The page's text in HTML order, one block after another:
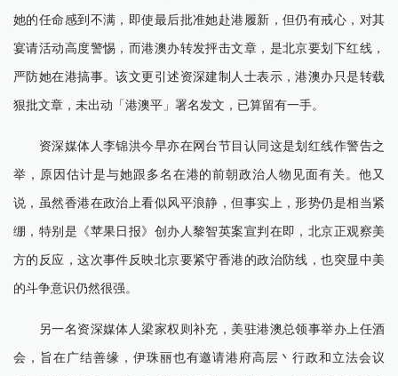
她的任命感到不满，即使最后批准她赴港履新，但仍有戒心，对其
宴请活动高度警惕，而港澳办转发抨击文章，是北京要划下红线，
严防她在港搞事。该文更引述资深建制人士表示，港澳办只是转载
狠批文章，未出动「港澳平」署名发文，已算留有一手。
资深媒体人李锦洪今早亦在网台节目认同这是划红线作警告之
举，原因估计是与她跟多名在港的前朝政治人物见面有关。他又
说，虽然香港在政治上看似风平浪静，但事实上，形势仍是相当紧
绷，特别是《苹果日报》创办人黎智英案宣判在即，北京正观察美
方的反应，这次事件反映北京要紧守香港的政治防线，也突显中美
的斗争意识仍然很强。
另一名资深媒体人梁家权则补充，美驻港澳总领事举办上任酒
会，旨在广结善缘，伊珠丽也有邀请港府高层丶行政和立法会议